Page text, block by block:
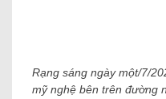
Rạng sáng ngày một/7/
mỹ nghệ bên trên đường